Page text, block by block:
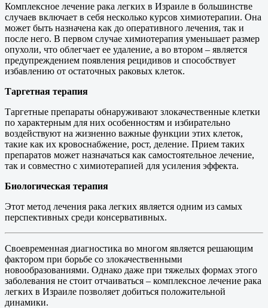
Комплексное лечение рака легких в Израиле в большинстве
случаев включает в себя несколько курсов химиотерапии. Она
может быть назначена как до оперативного лечения, так и
после него. В первом случае химиотерапия уменьшает размер
опухоли, что облегчает ее удаление, а во втором – является
предупреждением появления рецидивов и способствует
избавлению от остаточных раковых клеток.
Таргетная терапия
Таргетные препараты обнаруживают злокачественные клетки
по характерным для них особенностям и избирательно
воздействуют на жизненно важные функции этих клеток,
такие как их кровоснабжение, рост, деление. Прием таких
препаратов может назначаться как самостоятельное лечение,
так и совместно с химиотерапией для усиления эффекта.
Биологическая терапия
Этот метод лечения рака легких является одним из самых
перспективных среди консервативных.
Своевременная диагностика во многом является решающим
фактором при борьбе со злокачественными
новообразованиями. Однако даже при тяжелых формах этого
заболевания не стоит отчаиваться – комплексное лечение рака
легких в Израиле позволяет добиться положительной
динамики.